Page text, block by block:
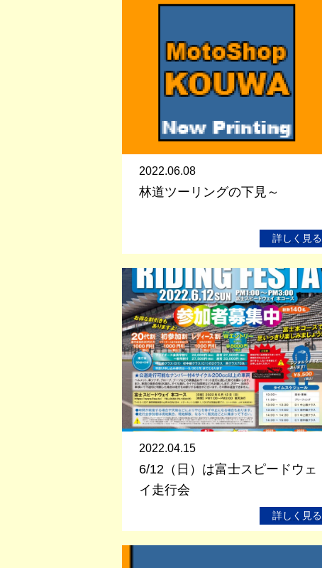
2022.06.08
林道ツーリングの下見～
詳しく見る
2022.04.15
6/12（日）は富士スピードウェ
イ走行会
詳しく見る